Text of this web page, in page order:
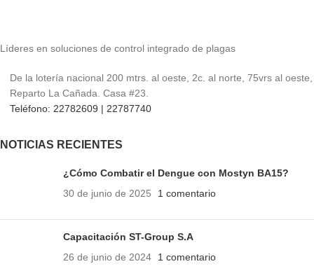
Líderes en soluciones de control integrado de plagas
De la lotería nacional 200 mtrs. al oeste, 2c. al norte, 75vrs al oeste,
Reparto La Cañada. Casa #23.
Teléfono: 22782609 | 22787740
NOTICIAS RECIENTES
¿Cómo Combatir el Dengue con Mostyn BA15?
30 de junio de 2025
1 comentario
Capacitación ST-Group S.A
26 de junio de 2024
1 comentario